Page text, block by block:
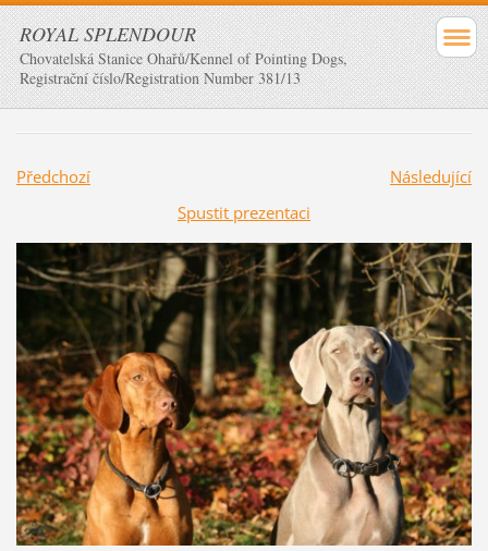
ROYAL SPLENDOUR
Chovatelská Stanice Ohařů/Kennel of Pointing Dogs,
Registrační číslo/Registration Number 381/13
Předchozí
Následující
Spustit prezentaci